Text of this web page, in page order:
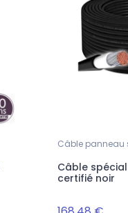
Câble panneau
Câble
certifié noir